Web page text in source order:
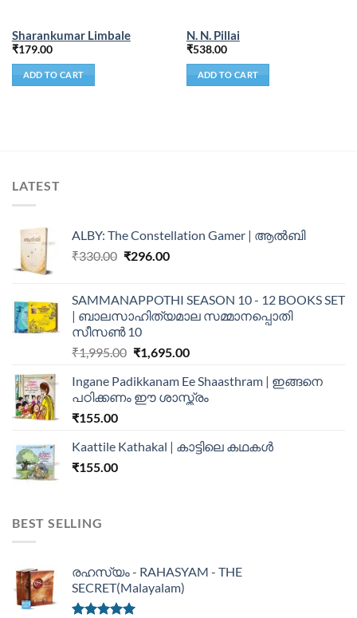
Sharankumar Limbale
₹179.00
ADD TO CART
N. N. Pillai
₹538.00
ADD TO CART
LATEST
ALBY: The Constellation Gamer | ആൽബി
₹330.00 ₹296.00
SAMMANAPPOTHI SEASON 10 - 12 BOOKS SET
| ബാലസാഹിത്യമാല സമ്മാനപ്പൊതി
സീസൺ 10
₹1,995.00 ₹1,695.00
Ingane Padikkanam Ee Shaasthram | ഇങ്ങനെ
പഠിക്കണം ഈ ശാസ്ത്രം
₹155.00
Kaattile Kathakal | കാട്ടിലെ കഥകള്‍
₹155.00
BEST SELLING
രഹസ്യം - RAHASYAM - THE
SECRET(Malayalam)